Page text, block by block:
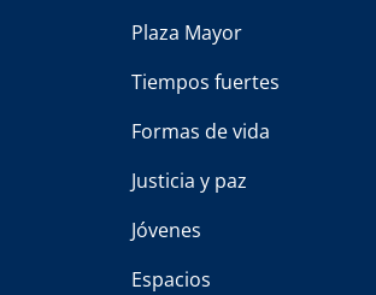
Plaza Mayor
Tiempos fuertes
Formas de vida
Justicia y paz
Jóvenes
Espacios